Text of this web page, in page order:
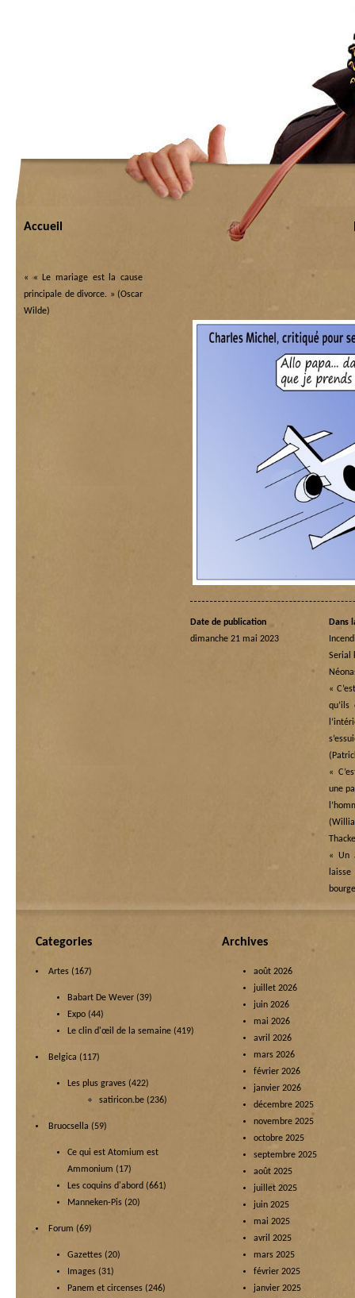
Accueil
«« Le mariage est la cause
principale de divorce. » (Oscar
Wilde)
Date de publication
dimanche 21 mai 2023
Dans
Serial
«
«
une
« Un
Categories
Artes (167)
Babart De Wever (39)
Expo (44)
Le clin d'œil de la semaine (419)
Belgica (117)
Les plus graves (422)
satiricon.be (236)
Bruocsella (59)
Ce qui est Atomium est
Ammonium (17)
Les coquins d'abord (661)
Manneken-Pis (20)
Forum (69)
Gazettes (20)
Images (31)
Panem et circenses (246)
Archives
août 2026
juillet 2026
juin 2026
mai 2026
avril 2026
mars 2026
février 2026
janvier 2026
décembre 2025
novembre 2025
octobre 2025
septembre 2025
août 2025
juillet 2025
juin 2025
mai 2025
avril 2025
mars 2025
février 2025
janvier 2025